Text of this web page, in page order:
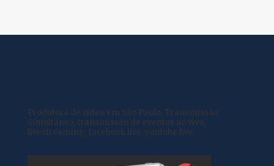
Produtora de vídeo em São Paulo, Transmissão
Simultânea, transmissão de eventos ao vivo,
livestreaming, facebook live, youtube live